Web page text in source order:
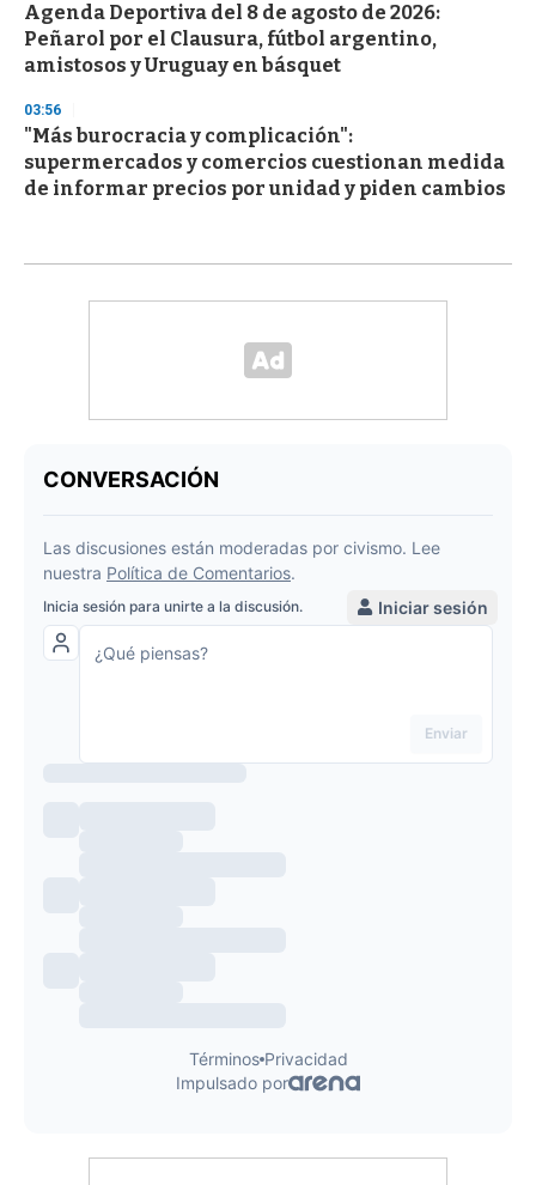
Agenda Deportiva del 8 de agosto de 2026:
Peñarol por el Clausura, fútbol argentino,
amistosos y Uruguay en básquet
03:56
"Más burocracia y complicación":
supermercados y comercios cuestionan medida
de informar precios por unidad y piden cambios